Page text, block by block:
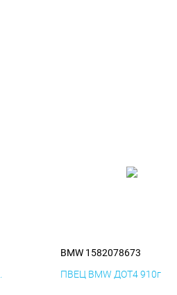
BMW 1582078673
ПВЕЦ BMW ДОТ4 910г